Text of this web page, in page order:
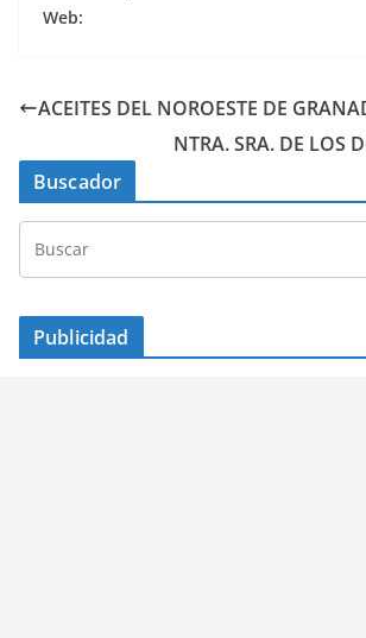
Web:
ACEITES DEL NOROESTE DE
NTRA. SRA. DE LOS
Buscador
Publicidad